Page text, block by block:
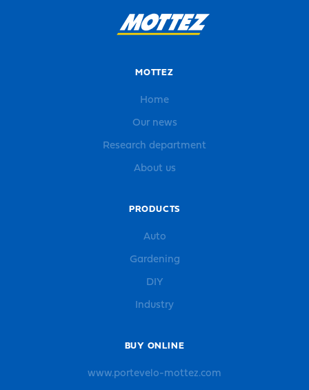
MOTTEZ
Home
Our news
Research department
About us
PRODUCTS
Auto
Gardening
DIY
Industry
BUY ONLINE
www.portevelo-mottez.com